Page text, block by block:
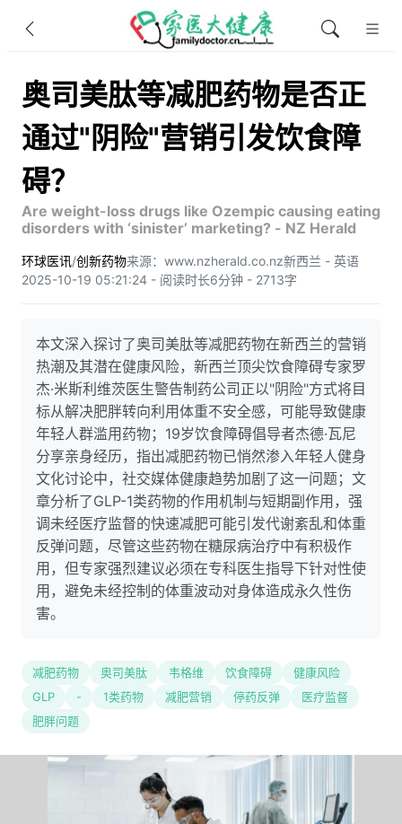
奥司美肽等减肥药物是否正
通过"阴险"营销引发饮食障
碍？
Are weight-loss drugs like Ozempic causing eating
disorders with ‘sinister’ marketing? - NZ Herald
环球医讯/创新药物来源：www.nzherald.co.nz新西兰 - 英语
2025-10-19 05:21:24 - 阅读时长6分钟 - 2713字
本文深入探讨了奥司美肽等减肥药物在新西兰的营销
热潮及其潜在健康风险，新西兰顶尖饮食障碍专家罗
杰·米斯利维茨医生警告制药公司正以"阴险"方式将目
标从解决肥胖转向利用体重不安全感，可能导致健康
年轻人群滥用药物；19岁饮食障碍倡导者杰德·瓦尼
分享亲身经历，指出减肥药物已悄然渗入年轻人健身
文化讨论中，社交媒体健康趋势加剧了这一问题；文
章分析了GLP-1类药物的作用机制与短期副作用，强
调未经医疗监督的快速减肥可能引发代谢紊乱和体重
反弹问题，尽管这些药物在糖尿病治疗中有积极作
用，但专家强烈建议必须在专科医生指导下针对性使
用，避免未经控制的体重波动对身体造成永久性伤
害。
减肥药物 奥司美肽 韦格维 饮食障碍
健康风险
GLP
- 1类药物 减肥营销 停药反弹
医疗监督
肥胖问题